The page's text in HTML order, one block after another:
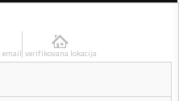
verifikovana lokacija